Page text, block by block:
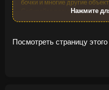
бочки и многие другие
Собирайте ресурсы
Камни, серные камни,
Собирайте и подбирайте
старта (/pnpc auto-farm,
Нажмите
Посмотреть страницу этого